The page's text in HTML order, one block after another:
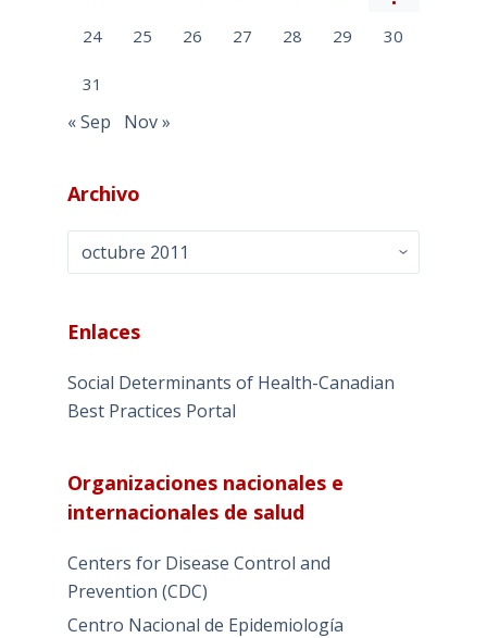
24 25 26 27 28 29 30
31
« Sep Nov »
Archivo
Archivo
Enlaces
Social Determinants of Health-Canadian
Best Practices Portal
Organizaciones nacionales e
internacionales de salud
Centers for Disease Control and
Prevention (CDC)
Centro Nacional de Epidemiología